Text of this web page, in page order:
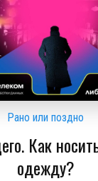
Рано или поздно
Как
одежду?